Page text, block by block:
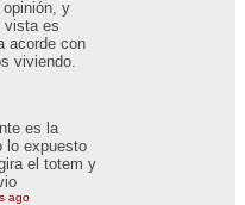
opinión, y
vista es
acorde con
viviendo.
es la
lo expuesto
el totem y
ago